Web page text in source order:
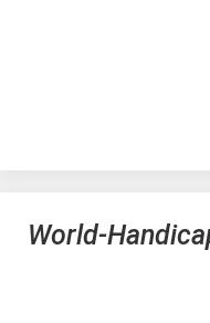
World-